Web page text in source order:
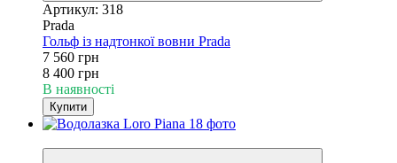
Артикул: 318
Prada
Гольф із надтонкої вовни Prada
7 560 грн
8 400 грн
В наявності
Купити